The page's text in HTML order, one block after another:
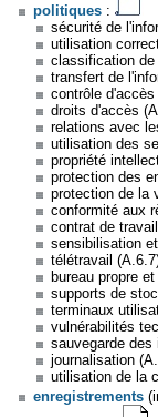
politiques :
sécurité de
utilisation
classification de
transfert de
contrôle
droits d'accès
relations avec
utilisation des
propriété
protection des
protection de la
conformité aux
contrat de
sensibilisation
télétravail
bureau propre
supports de
terminaux
vulnérabilités
sauvegarde des
journalisation
utilisation de la
enregistrements